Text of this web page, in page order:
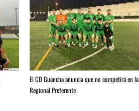
El CD Guancha anuncia que no competirá en la
Regional Preferente